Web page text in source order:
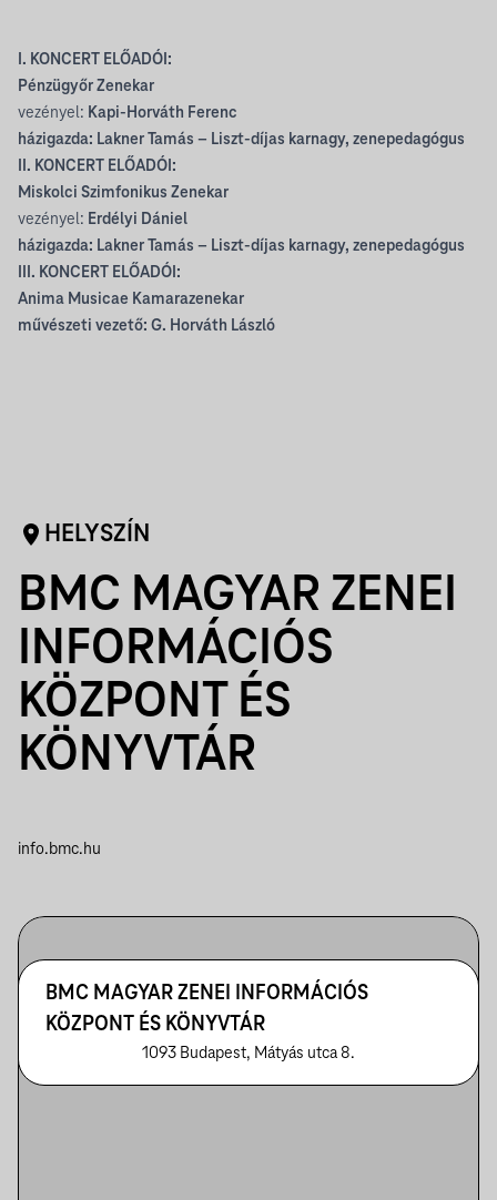
I. KONCERT ELŐADÓI:
Pénzügyőr Zenekar
vezényel: Kapi-Horváth Ferenc
házigazda: Lakner Tamás – Liszt-díjas karnagy, zenepedagógus
II. KONCERT ELŐADÓI:
Miskolci Szimfonikus Zenekar
vezényel: Erdélyi Dániel
házigazda: Lakner Tamás – Liszt-díjas karnagy, zenepedagógus
III. KONCERT ELŐADÓI:
Anima Musicae Kamarazenekar
művészeti vezető: G. Horváth László
HELYSZÍN
BMC MAGYAR ZENEI
INFORMÁCIÓS
KÖZPONT ÉS
KÖNYVTÁR
info.bmc.hu
BMC MAGYAR ZENEI INFORMÁCIÓS
KÖZPONT ÉS KÖNYVTÁR
1093 Budapest, Mátyás utca 8.